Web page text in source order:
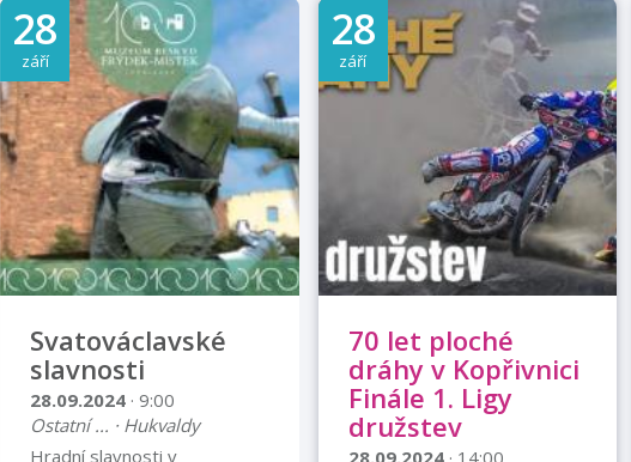
28
září
Svatováclavské
slavnosti
28.09.2024 · 9:00
Ostatní ... · Hukvaldy
Hradní slavnosti v
28
září
70 let ploché
dráhy v Kopřivnici
Finále 1. Ligy
družstev
28.09.2024 · 14:00